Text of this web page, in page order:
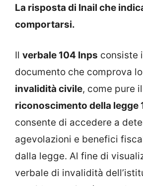
La risposta di Inail che
comportarsi.
Il verbale 104 Inps consiste
documento che comprova lo
invalidità civile, come pure il
riconoscimento della legge
consente di accedere a
agevolazioni e benefici
dalla legge. Al fine di
verbale di invalidità